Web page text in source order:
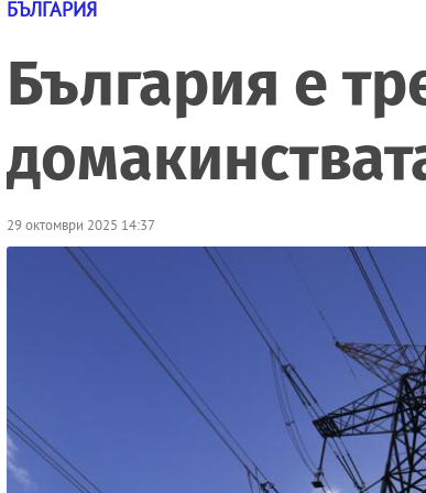
БЪЛГАРИЯ
България е
29 октомври 2025 14:37